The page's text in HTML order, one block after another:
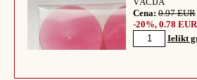
Cena: 0.97 EUR
-20%, 0.78 EUR
Ielikt